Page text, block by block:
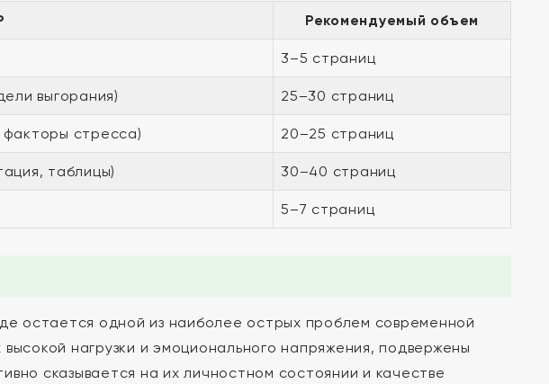
Рекомендуемый объем
3–5 страниц
выгорания) 25–30 страниц
стресса) 20–25 страниц
таблицы) 30–40 страниц
5–7 страниц
остается одной из наиболее острых проблем современной
нагрузки и эмоционального напряжения, подвержены
сказывается на их личностном состоянии и качестве